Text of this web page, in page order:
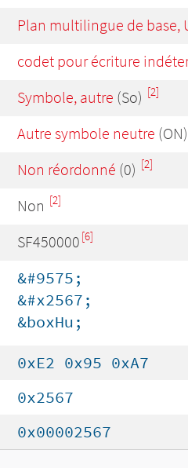
Plan multilingue de base,
codet pour écriture
Symbole, autre (So) [2]
Autre symbole neutre (ON)
Non réordonné (0) [2]
Non [2]
SF450000 [6]
&#9575;
&#x2567;
&boxHu;
0xE2 0x95 0xA7
0x2567
0x00002567